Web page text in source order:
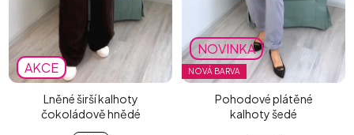
AKCE
Lněné širší kalhoty
čokoládově hnědé
NOVINKA
NOVÁ BARVA
Pohodové plátěné
kalhoty šedé